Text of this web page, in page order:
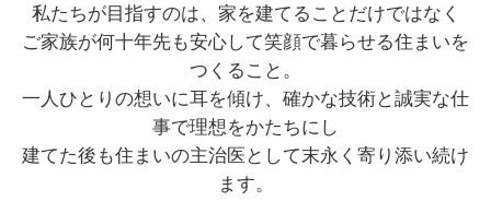
私たちが目指すのは、家を建てることだけではなく
ご家族が何十年先も安心して笑顔で暮らせる住まいを
つくること。
一人ひとりの想いに耳を傾け、確かな技術と誠実な仕
事で理想をかたちにし
建てた後も住まいの主治医として末永く寄り添い続け
ます。